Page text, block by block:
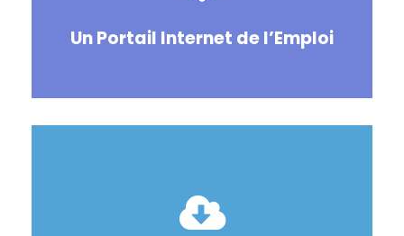
Un Portail Internet de l’Emploi